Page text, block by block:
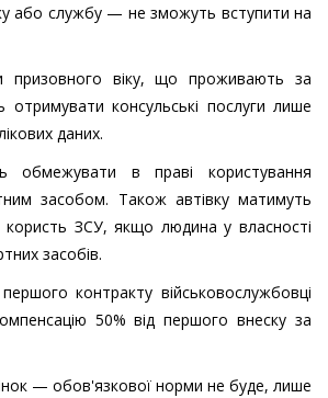
або службу — не зможуть вступити на
призовного віку, що проживають за
консульські послуги лише
даних.
обмежувати в праві користування
засобом. Також автівку матимуть
ЗСУ, якщо людина у власності
засобів.
контракту військовослужбовці
50% від першого внеску за
— обов'язкової норми не буде, лише